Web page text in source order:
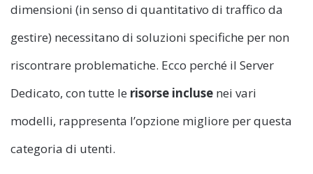
dimensioni (in senso di quantitativo di traffico da
gestire) necessitano di soluzioni specifiche per non
riscontrare problematiche. Ecco perché il Server
Dedicato, con tutte le risorse incluse nei vari
modelli, rappresenta l’opzione migliore per questa
categoria di utenti.